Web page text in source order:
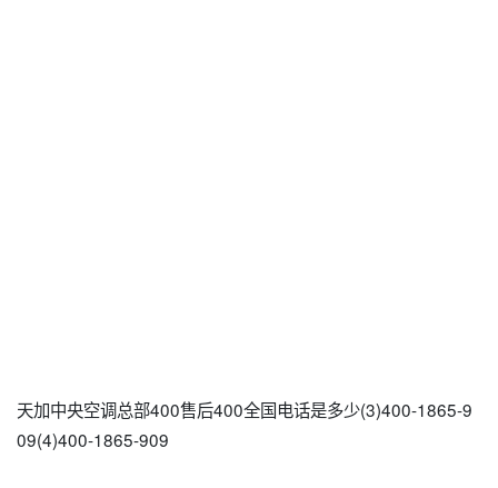
天加中央空调总部400售后400全国电话是多少(3)400-1865-9
09(4)400-1865-909